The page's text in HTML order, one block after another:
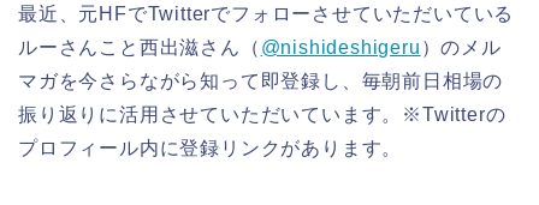
最近、元HFでTwitterでフォローさせていただいている
ルーさんこと西出滋さん（ @nishideshigeru ）のメル
マガを今さらながら知って即登録し、毎朝前日相場の
振り返りに活用させていただいています。※Twitterの
プロフィール内に登録リンクがあります。